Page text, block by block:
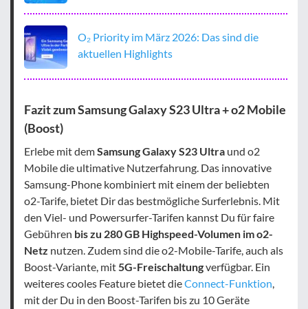
O₂ Priority im März 2026: Das sind die
aktuellen Highlights
Fazit zum Samsung Galaxy S23 Ultra + o2 Mobile
(Boost)
Erlebe mit demSamsung Galaxy S23 Ultra und o2
Mobile die ultimative Nutzerfahrung. Das innovative
Samsung-Phone kombiniert mit einem der beliebten
o2-Tarife, bietet Dir das bestmögliche Surferlebnis. Mit
den Viel- und Powersurfer-Tarifen kannst Du für faire
Gebühren bis zu 280 GB Highspeed-Volumen im o2-
Netz nutzen. Zudem sind die o2-Mobile-Tarife, auch als
Boost-Variante, mit5G-Freischaltungverfügbar. Ein
weiteres cooles Feature bietet dieConnect-Funktion,
mit der Du in den Boost-Tarifen bis zu 10 Geräte